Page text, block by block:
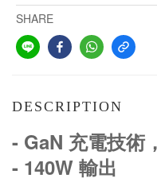
SHARE
DESCRIPTION
- GaN 充電技術
- 140W 輸出